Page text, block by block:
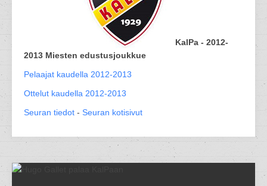
KalPa - 2012-
2013 Miesten edustusjoukkue
Pelaajat kaudella 2012-2013
Ottelut kaudella 2012-2013
Seuran tiedot - Seuran kotisivut